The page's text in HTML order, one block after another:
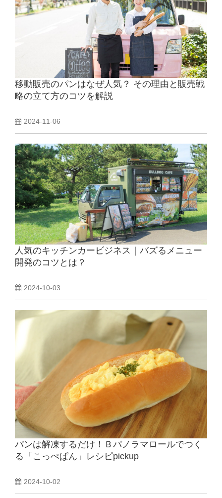
移動販売のパンはなぜ人気？ その理由と販売戦
略の立て方のコツを解説
2024-11-06
人気のキッチンカービジネス｜バズるメニュー
開発のコツとは？
2024-10-03
パンは解凍するだけ！Ｂパノラマロールでつく
る「こっぺぱん」レシピpickup
2024-10-02